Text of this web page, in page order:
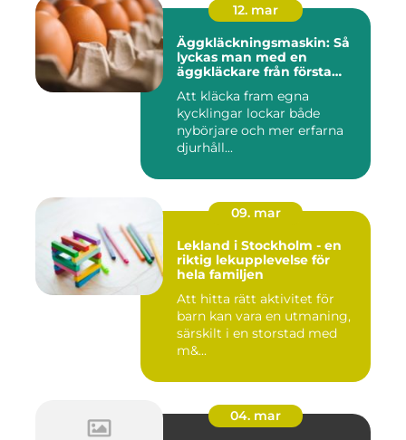
12. mar
Äggkläckningsmaskin: Så
lyckas man med en
äggkläckare från första
Att kläcka fram egna
kycklingar lockar både
nybörjare och mer erfarna
djurhåll...
09. mar
Lekland i Stockholm - en
riktig lekupplevelse för
hela familjen
Att hitta rätt aktivitet för
barn kan vara en utmaning,
särskilt i en storstad med
m&...
04. mar